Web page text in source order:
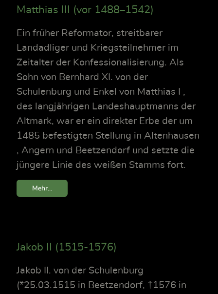
Matthias III (vor 1488–1542)
Ein früher Reformator, streitbarer
Landadliger und Kriegsteilnehmer im
Zeitalter der Konfessionalisierung. Als
Sohn von Bernhard XI. von der
Schulenburg und Enkel von Matthias I ,
des langjährigen Landeshauptmanns der
Altmark, war er ein direkter Erbe der um
1485 befestigten Stellung in Altenhausen
, Angern und Beetzendorf und setzte die
jüngere Linie des weißen Stamms fort.
Mehr...
Jakob II (1515-1576)
Jakob II. von der Schulenburg
(*25.03.1515 in Beetzendorf, †1576 in